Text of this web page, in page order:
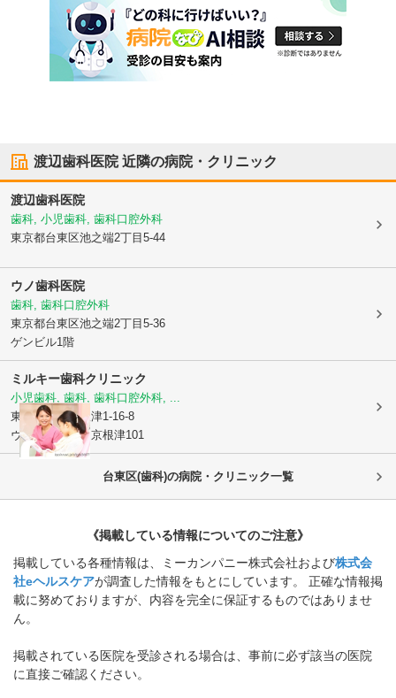
渡辺歯科医院近隣の病院・クリニック
渡辺歯科医院
歯科, 小児歯科, 歯科口腔外科
東京都台東区池之端2丁目5-44
ウノ歯科医院
歯科, 歯科口腔外科
東京都台東区池之端2丁目5-36
ゲンビル1階
ミルキー歯科クリニック
小児歯科, 歯科, 歯科口腔外科, ...
東京都文京区根津1-16-8
ヴィルヌーブ文京根津101
台東区(歯科)の病院・クリニック一覧
《掲載している情報についてのご注意》
掲載している各種情報は、ミーカンパニー株式会社および株式会
社eヘルスケアが調査した情報をもとにしています。 正確な情報掲
載に努めておりますが、内容を完全に保証するものではありませ
ん。
掲載されている医院を受診される場合は、事前に必ず該当の医院
に直接ご確認ください。